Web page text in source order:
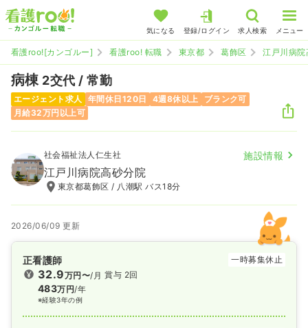
気になる 登録/ログイン 求人検索 メニュー
看護roo![カンゴルー] 看護roo! 転職 東京都 葛飾区 江戸川病
病棟 2交代 / 常勤
エージェント求人 年間休日120日 4週8休以上
ブランク可
月給32万円以上可
社会福祉法人仁生社 施設情報
江戸川病院高砂分院
東京都葛飾区 / 八潮駅 バス18分
2026/06/09 更新
正看護師 一時募集休止
32.9万円〜/月
483万円/年
※経験3年の例
賞与 2回